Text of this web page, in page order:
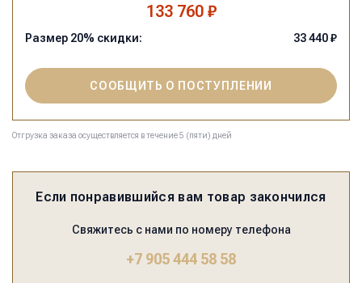
133 760 ₽
Размер 20% скидки: 33 440₽
СООБЩИТЬ О ПОСТУПЛЕНИИ
Отгрузка заказа осуществляется в течение 5 (пяти) дней
Если понравившийся вам товар закончился
Свяжитесь с нами по номеру телефона
+7 905 444 58 58